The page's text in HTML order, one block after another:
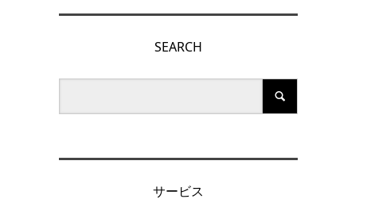
SEARCH
サービス